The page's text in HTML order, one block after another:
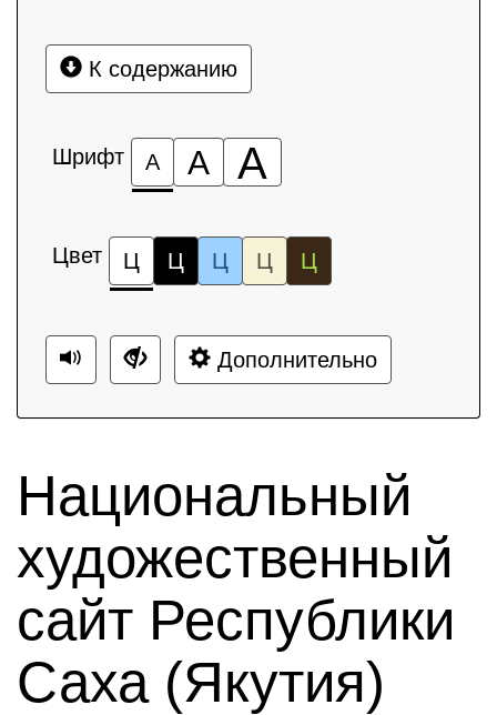
К содержанию
Шрифт А А А
Цвет Ц Ц Ц Ц Ц
Дополнительно
Национальный
художественный
сайт Республики
Саха (Якутия)